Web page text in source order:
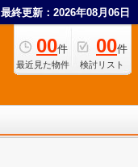
最終更新：2026年08月06日
00件
最近見た物件
00件
検討リスト